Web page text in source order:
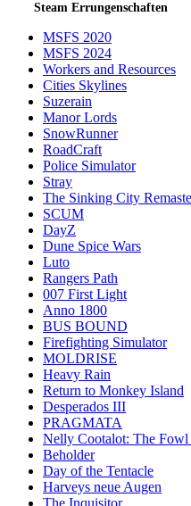
Steam Errungenschaften
MSFS 2020
MSFS 2024
Workers and Resources
Cities Skylines
Suzerain
Manor Lords
SnowRunner
RoadCraft
Police Simulator
Stray
The Sinking City
SCUM
DayZ
Dune Spice Wars
Luto
Rangers Path
007 First Light
Anno 1800
BUS BOUND
Firefighting Simulator
MOLDRISE
Heavy Rain
Return to Monkey Island
Desperados III
PRAGMATA
Nelly Cootalot: The Fowl
Beholder
Day of the Tentacle
Harveys neue Augen